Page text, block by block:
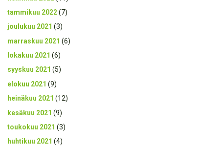
tammikuu 2022(7)
joulukuu 2021 (3)
marraskuu 2021 (6)
lokakuu 2021 (6)
syyskuu 2021 (5)
elokuu 2021 (9)
heinäkuu 2021 (12)
kesäkuu 2021 (9)
toukokuu 2021 (3)
huhtikuu 2021 (4)